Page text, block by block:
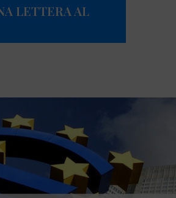
LETTERA AL